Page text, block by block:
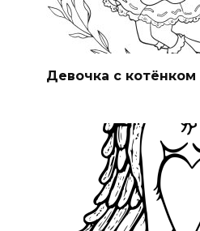
Девочка с котёнком